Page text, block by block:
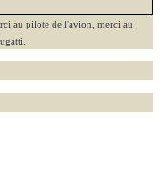
au pilote de l'avion, merci au